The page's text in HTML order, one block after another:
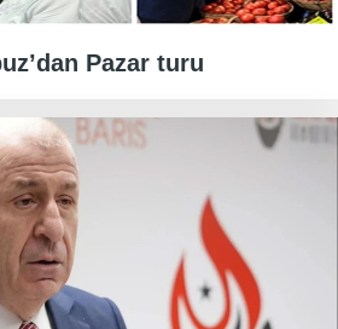
Pazar turu